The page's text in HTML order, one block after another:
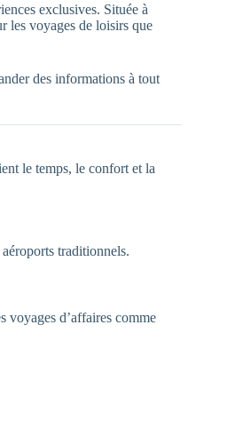
exclusives. Située à
les voyages de loisirs que
des informations à tout
le temps, le confort et la
traditionnels.
voyages d’affaires comme